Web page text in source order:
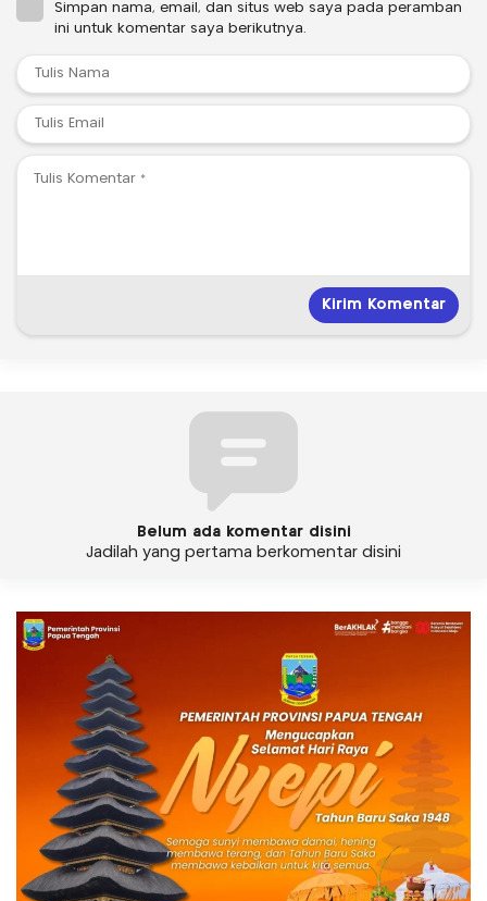
Simpan nama, email, dan situs web saya pada peramban
ini untuk komentar saya berikutnya.
Belum ada komentar disini
Jadilah yang pertama berkomentar disini